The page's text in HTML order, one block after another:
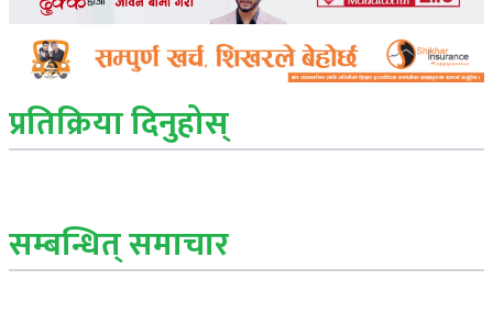
प्रतिक्रिया दिनुहोस्
सम्बन्धित् समाचार